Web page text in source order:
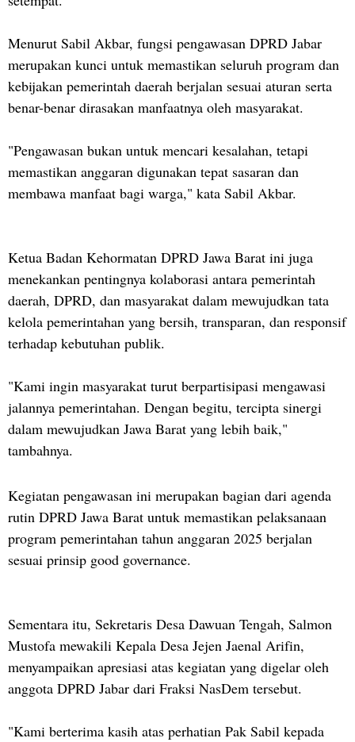
Menurut Sabil Akbar, fungsi pengawasan DPRD Jabar
merupakan kunci untuk memastikan seluruh program dan
kebijakan pemerintah daerah berjalan sesuai aturan serta
benar-benar dirasakan manfaatnya oleh masyarakat.
"Pengawasan bukan untuk mencari kesalahan, tetapi
memastikan anggaran digunakan tepat sasaran dan
membawa manfaat bagi warga," kata Sabil Akbar.
Ketua Badan Kehormatan DPRD Jawa Barat ini juga
menekankan pentingnya kolaborasi antara pemerintah
daerah, DPRD, dan masyarakat dalam mewujudkan tata
kelola pemerintahan yang bersih, transparan, dan responsif
terhadap kebutuhan publik.
"Kami ingin masyarakat turut berpartisipasi mengawasi
jalannya pemerintahan. Dengan begitu, tercipta sinergi
dalam mewujudkan Jawa Barat yang lebih baik,"
tambahnya.
Kegiatan pengawasan ini merupakan bagian dari agenda
rutin DPRD Jawa Barat untuk memastikan pelaksanaan
program pemerintahan tahun anggaran 2025 berjalan
sesuai prinsip good governance.
Sementara itu, Sekretaris Desa Dawuan Tengah, Salmon
Mustofa mewakili Kepala Desa Jejen Jaenal Arifin,
menyampaikan apresiasi atas kegiatan yang digelar oleh
anggota DPRD Jabar dari Fraksi NasDem tersebut.
"Kami berterima kasih atas perhatian Pak Sabil kepada